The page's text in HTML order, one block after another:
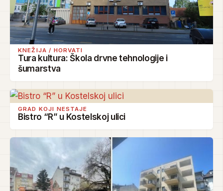
KNEŽIJA / HORVATI
Tura kultura: Škola drvne tehnologije i
šumarstva
GRAD KOJI NESTAJE
Bistro “R” u Kostelskoj ulici